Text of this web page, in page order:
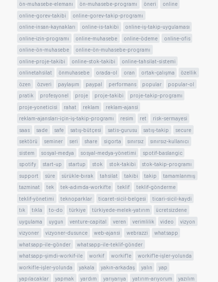
ön-muhasebe-elemanı
ön-muhasebe-programı öneri
online
online-gorev-takibi
online-gorev-takip-programı
online-insan-kaynakları
online-is-takibi
online-iş-takip-uygulaması
online-izin-programı
online-muhasebe online-ödeme
online-ofis
online-ön-muhasebe
online-ön-muhasebe-programı
online-proje-takibi
online-stok-takibi
online-tahsilat-sistemi
onlinetahsilat
önmuhasebe orada-ol oran ortak-çalışma
özellik
özen
özveri paylaşım paypal performans popular
popular-ol
pratik
profesyonel proje proje-takibi
proje-takip-programı
proje-yoneticisi
rahat reklam
reklam-ajansi
reklam-ajansları-için-iş-takip-programı
resim ret
risk-sermayesi
saas
sade safe satış-bütçesi satis-gurusu satış-takip
secure
sektörü
seminer seri share sigorta sınırsız
sınırsız-kullanıcı
sistem
sosyal-medya sosyal-medya-yönetimi
spotif-baslangic
spotify
start-up startup stok stok-takibi
stok-takip-programı
support
süre sürükle-bırak tahsilat takibi takip
tamamlanmış
tazminat
tek tek-adımda-workifte teklif
teklif-gönderme
teklif-yönetimi
teknoparklar ticaret-sicil-belgesi
ticari-sicil-kaydi
tık
tıkla to-do türkiye türkiyede-melek-yatırım
ücretsizdene
uygulama
uygun venture-capital veren verimlilik video
vizyon
vizyoner
vizyoner-dusunce web-ajansi webrazzi
whatsapp
whatsapp-ile-gönder
whatsapp-ile-teklif-gönder
whatsapp-şimdi-workif-ile
workif workif'le
workif'le-işler-yolunda
workifle-işler-yolunda
yakala yakın-arkadaş yalın
yap
yapılacaklar
yapmak yardım yarıyarıya yatırım-arıyorum
yazılım